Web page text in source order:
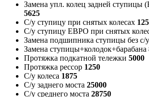
Замена упл. колец задней ступицы
5625
С/у ступицу при снятых колесах
С/у ступицу ЕВРО при снятых
Замена подшипника ступицы без с/
Замена ступицы+колодок+барабана
Протяжка подкатной тележки 5000
Протяжка рессор 1250
С/у колеса 1875
С/у заднего моста 25000
С/у среднего моста 28750